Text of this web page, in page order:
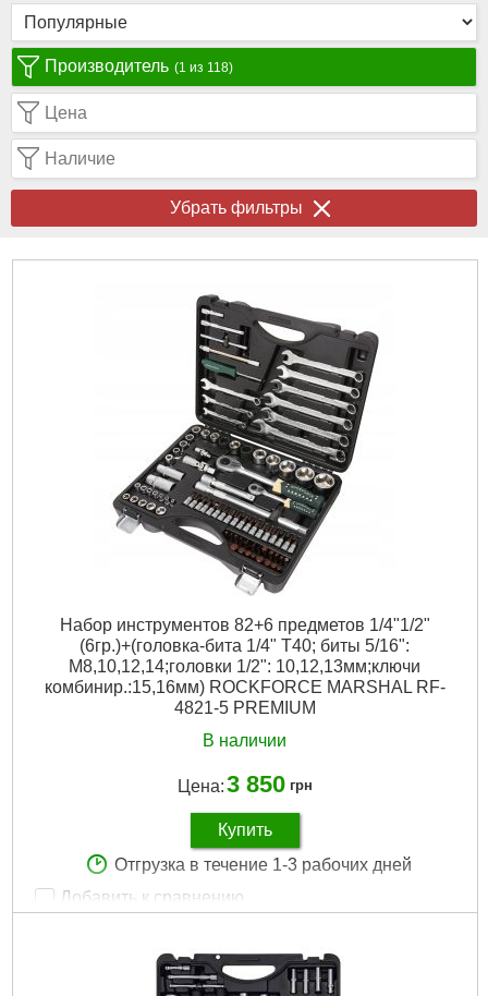
Производитель (1 из 118)
Цена
Наличие
Убрать фильтры
Набор инструментов 82+6 предметов 1/4"1/2"
(6гр.)+(головка-бита 1/4" T40; биты 5/16":
М8,10,12,14;головки 1/2": 10,12,13мм;ключи
комбинир.:15,16мм) ROCKFORCE MARSHAL RF-
4821-5 PREMIUM
В наличии
Цена:3 850 грн
Купить
Отгрузка в течение 1-3 рабочих дней
Добавить к сравнению
Количество единиц: 82 шт
Для авто, Универсальный